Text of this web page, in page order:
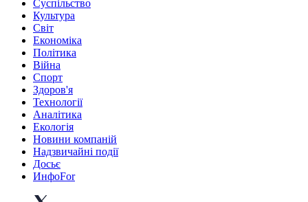
Суспiльство
Культура
Світ
Економіка
Політика
Війна
Спорт
Здоров'я
Технології
Аналітика
Екологія
Новини компаній
Надзвичайні події
Досьє
ИнфоFor